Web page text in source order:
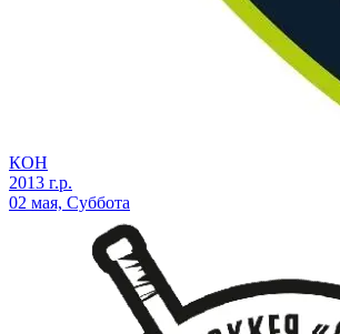
КОН
2013 г.р.
02 мая, Суббота